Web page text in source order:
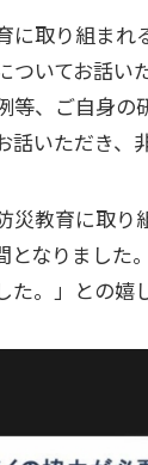
取り組ま
いてお話
、ご自身
いただき、
災教育に取
なりまし
。」との嬉